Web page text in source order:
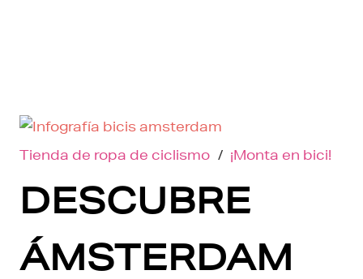
Tienda de ropa de ciclismo / ¡Monta en bici!
DESCUBRE
ÁMSTERDAM